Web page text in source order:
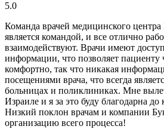
5.0
Команда врачей медицинского
является командой, и все отлично
взаимодействуют. Врачи имеют
информации, что позволяет пациенту
комфортно, так что никакая
посещениями врача, что всегда
больницах и поликлиниках. Мне
Израиле и я за это буду благодарна
Низкий поклон врачам и компании
организацию всего процесса!